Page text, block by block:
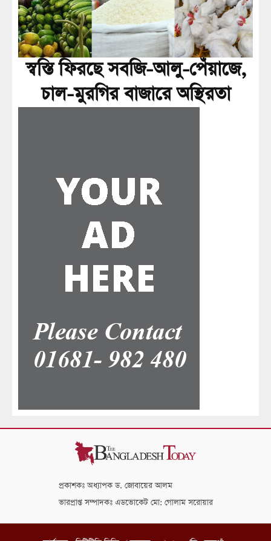
স্বস্তি ফিরছে সবজি-আলু-পেঁয়াজে,
চাল-মুরগির বাজারে অস্থিরতা
প্রকাশকঃ অধ্যাপক ড. জোবায়ের আলম
ভারপ্রাপ্ত সম্পাদকঃ এডভোকেট মো: গোলাম সরোয়ার